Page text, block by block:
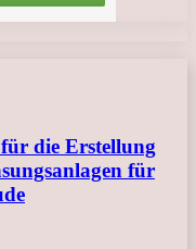
die Erstellung
für